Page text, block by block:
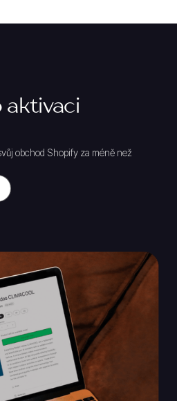
aktivaci
obchod Shopify za méně než